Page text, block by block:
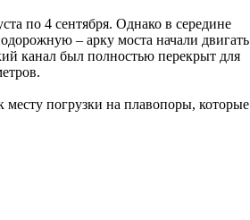
по 4 сентября. Однако в середине
– арку моста начали двигать
канал был полностью перекрыт для
месту погрузки на плавопоры, которые